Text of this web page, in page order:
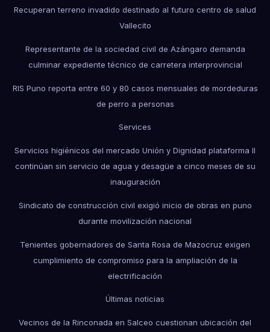
Recuperan terreno invadido destinado al futuro centro de salud
Vallecito
Representante de la sociedad civil de Azángaro demanda
culminar expediente técnico de carretera interprovincial
RIS Puno reporta entre 60 y 80 casos mensuales de mordeduras
de perro a personas
Services
Servicios higiénicos del mercado Unión y Dignidad plataforma II
continúan sin servicio de agua y desagüe a cinco meses de su
inauguración
Sindicato de construcción civil exigió inicio de obras en puno
durante movilización nacional
Tenientes gobernadores de Santa Rosa de Mazocruz exigen
cumplimiento de compromiso para la ampliación de la
electrificación
Últimas noticias
Vecinos de la Rinconada en Salceo cuestionan ubicación del